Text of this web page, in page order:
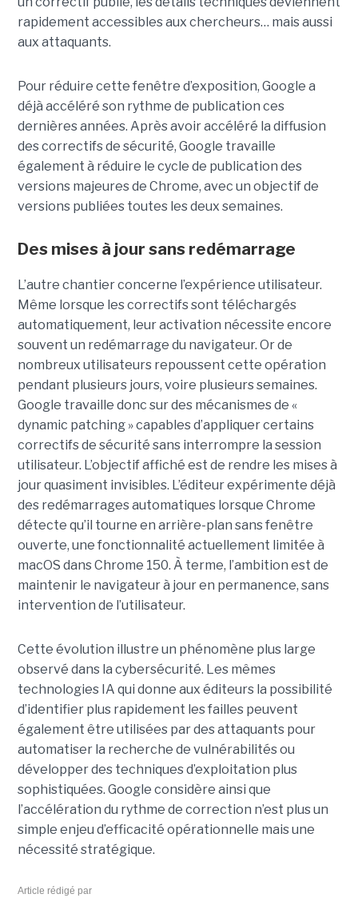
rapidement accessibles aux chercheurs… mais aussi
aux attaquants.
Pour réduire cette fenêtre d’exposition, Google a
déjà accéléré son rythme de publication ces
dernières années. Après avoir accéléré la diffusion
des correctifs de sécurité, Google travaille
également à réduire le cycle de publication des
versions majeures de Chrome, avec un objectif de
versions publiées toutes les deux semaines.
Des mises à jour sans redémarrage
L’autre chantier concerne l’expérience utilisateur.
Même lorsque les correctifs sont téléchargés
automatiquement, leur activation nécessite encore
souvent un redémarrage du navigateur. Or de
nombreux utilisateurs repoussent cette opération
pendant plusieurs jours, voire plusieurs semaines.
Google travaille donc sur des mécanismes de «
dynamic patching » capables d’appliquer certains
correctifs de sécurité sans interrompre la session
utilisateur. L’objectif affiché est de rendre les mises à
jour quasiment invisibles. L’éditeur expérimente déjà
des redémarrages automatiques lorsque Chrome
détecte qu’il tourne en arrière-plan sans fenêtre
ouverte, une fonctionnalité actuellement limitée à
macOS dans Chrome 150. À terme, l’ambition est de
maintenir le navigateur à jour en permanence, sans
intervention de l’utilisateur.
Cette évolution illustre un phénomène plus large
observé dans la cybersécurité. Les mêmes
technologies IA qui donne aux éditeurs la possibilité
d’identifier plus rapidement les failles peuvent
également être utilisées par des attaquants pour
automatiser la recherche de vulnérabilités ou
développer des techniques d’exploitation plus
sophistiquées. Google considère ainsi que
l’accélération du rythme de correction n’est plus un
simple enjeu d’efficacité opérationnelle mais une
nécessité stratégique.
Article rédigé par